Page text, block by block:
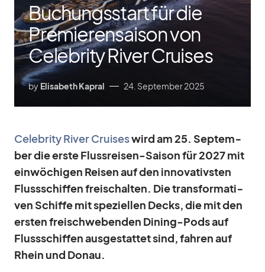
Buchungsstart für die
Premierensaison von
Celebrity River Cruises
by Elisabeth Kapral 24. September 2025
Ce­le­brity Ri­ver Crui­seswird am 25. Sep­tem­
ber die erste Fluss­rei­sen-Sai­son für 2027 mit
ein­wö­chi­gen Rei­sen auf den in­no­va­tivs­ten
Fluss­schif­fen frei­schal­ten. Die trans­for­ma­ti­
ven Schiffe mit spe­zi­el­len Decks, die mit den
ers­ten frei­schwe­ben­den Di­ning-Pods auf
Fluss­schif­fen aus­ge­stat­tet sind, fah­ren auf
Rhein und Do­nau.